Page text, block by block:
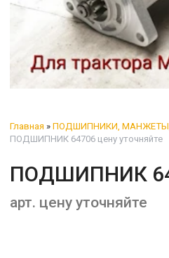
Главная » ПОДШИПНИКИ,
ПОДШИПНИК 64706 цену уточняйте
ПОДШИПНИК
арт. цену уточняйте